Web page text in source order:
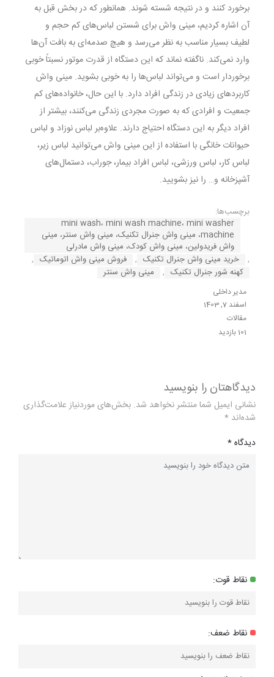
برخورد کنند و در نتیجه شسته شوند. همانطور که در بخش قبل به
آن اشاره کردیم، مینی واش برای شستن لباس‌های کم حجم و
لطیف بسیار مناسب به نظر می‌رسد و هیچ صدمه‌ای به بافت آن‌ها
وارد نمی‌کند. ناگفته نماند که این دستگاه از قدرت موتور نسبتاً خوبی
برخوردار است و می‌تواند لباس‌ها را به خوبی بشوید. مینی واش
کاربردهای زیادی در زندگی افراد دارد. با این حال، خانواده‌های کم
جمعیت و افرادی که به صورت مجردی زندگی می‌کنند، بیشتر از
افراد دیگر به این دستگاه احتیاج دارند. علاوه‌بر لباس‌ نوزاد و لباس
حیوانات خانگی با استفاده از این مینی واش می‌توانید لباس زیر،
لباس کار، لباس ورزشی، لباس افراد بیمار، جوراب، دستمال‌های
آشپزخانه و… را نیز بشویید.
برچسب‌ها:
mini wash، mini wash machine، mini washer
machine، مینی واش جنرال تکنیک، مینی واش سنتر، مینی
واش فریدولین، مینی واش کودک، مینی واش مادرلی
,
خرید مینی واش جنرال تکنیک , فروش مینی واش اتوماتیک ,
کهنه شور جنرال تکنیک , مینی واش سنتر
مدیر داخلی
اسفند 7, 1403
مقالات
101 بازدید
دیدگاهتان را بنویسید
نشانی ایمیل شما منتشر نخواهد شد. بخش‌های موردنیاز علامت‌گذاری
شده‌اند *
دیدگاه*
نقاط قوت:
نقاط ضعف: